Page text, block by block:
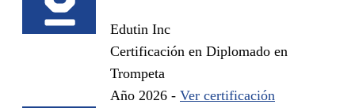
Edutin Inc
Certificación en Diplomado en
Trompeta
Año 2026 - Ver certificación